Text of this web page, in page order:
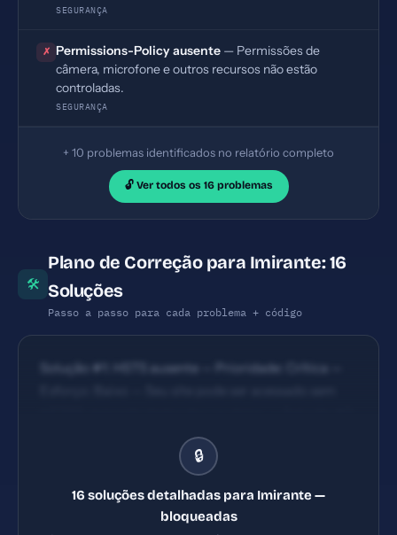
SEGURANÇA
✗ Permissions-Policy ausente — Permissões de
câmera, microfone e outros recursos não estão
controladas.
SEGURANÇA
+ 10 problemas identificados no relatório completo
🔓 Ver todos os 16 problemas
🛠
Plano de Correção para Imirante: 16
Soluções
Passo a passo para cada problema + código
Solução #1: HSTS ausente — Prioridade: Crítica —
Content Security Policy ausente — Prioridade:
Crítica — Esforço: Baixo — Seu site está vulnerável a
Solução #7: Meta description com 181 caracteres
(ideal: 120-160) — Prioridade: Importante —
🔒
16 soluções detalhadas para Imirante —
bloqueadas